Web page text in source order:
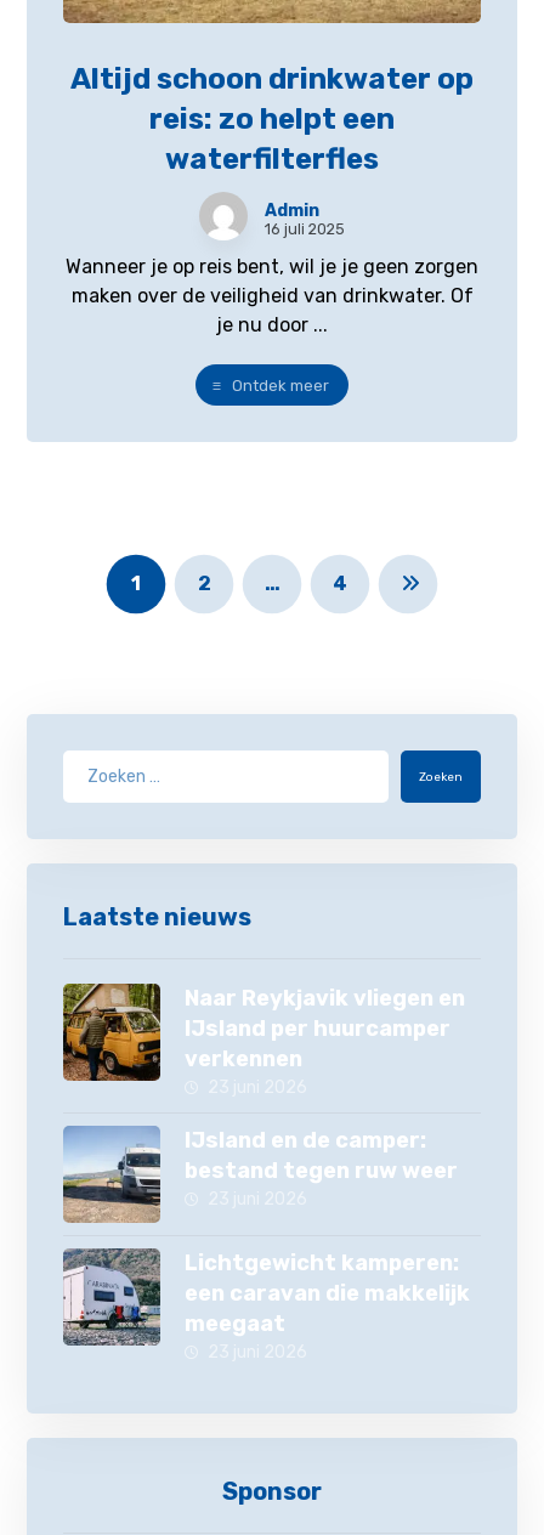
Altijd schoon drinkwater op
reis: zo helpt een
waterfilterfles
Admin
16 juli 2025
Wanneer je op reis bent, wil je je geen zorgen
maken over de veiligheid van drinkwater. Of
je nu door ...
Ontdek meer
1 2 … 4
Zoeken
Laatste nieuws
Naar Reykjavik vliegen en
IJsland per huurcamper
verkennen
IJsland en de camper:
bestand tegen ruw weer
Lichtgewicht kamperen:
een caravan die makkelijk
meegaat
Sponsor